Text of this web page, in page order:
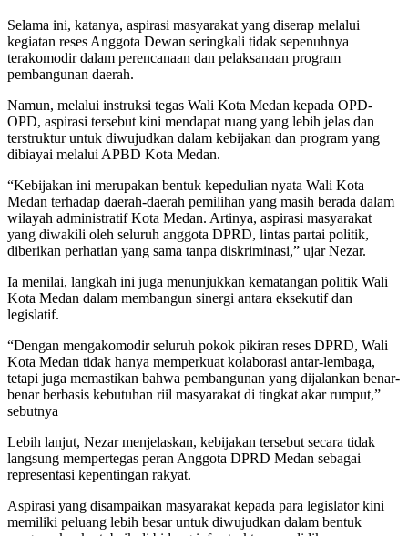
Selama ini, katanya, aspirasi masyarakat yang diserap melalui
kegiatan reses Anggota Dewan seringkali tidak sepenuhnya
terakomodir dalam perencanaan dan pelaksanaan program
pembangunan daerah.
Namun, melalui instruksi tegas Wali Kota Medan kepada OPD-
OPD, aspirasi tersebut kini mendapat ruang yang lebih jelas dan
terstruktur untuk diwujudkan dalam kebijakan dan program yang
dibiayai melalui APBD Kota Medan.
“Kebijakan ini merupakan bentuk kepedulian nyata Wali Kota
Medan terhadap daerah-daerah pemilihan yang masih berada dalam
wilayah administratif Kota Medan. Artinya, aspirasi masyarakat
yang diwakili oleh seluruh anggota DPRD, lintas partai politik,
diberikan perhatian yang sama tanpa diskriminasi,” ujar Nezar.
Ia menilai, langkah ini juga menunjukkan kematangan politik Wali
Kota Medan dalam membangun sinergi antara eksekutif dan
legislatif.
“Dengan mengakomodir seluruh pokok pikiran reses DPRD, Wali
Kota Medan tidak hanya memperkuat kolaborasi antar-lembaga,
tetapi juga memastikan bahwa pembangunan yang dijalankan benar-
benar berbasis kebutuhan riil masyarakat di tingkat akar rumput,”
sebutnya
Lebih lanjut, Nezar menjelaskan, kebijakan tersebut secara tidak
langsung mempertegas peran Anggota DPRD Medan sebagai
representasi kepentingan rakyat.
Aspirasi yang disampaikan masyarakat kepada para legislator kini
memiliki peluang lebih besar untuk diwujudkan dalam bentuk